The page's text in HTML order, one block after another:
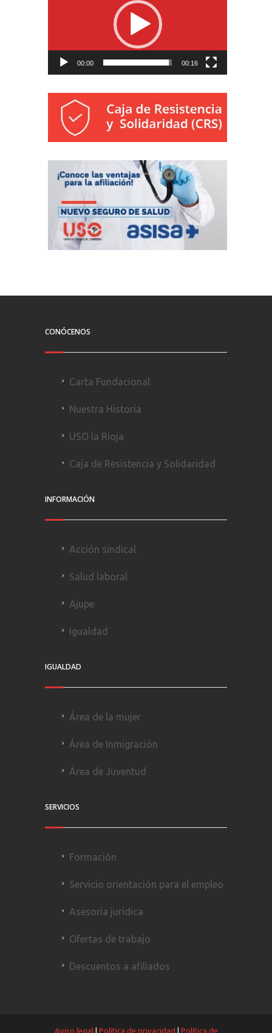
00:00 00:16
CONÓCENOS
Carta Fundacional
Nuestra Historia
USO la Rioja
Caja de Resistencia y Solidaridad
INFORMACIÓN
Acción sindical
Salud laboral
Ajupe
Igualdad
IGUALDAD
Área de la mujer
Área de Inmigración
Área de Juventud
SERVICIOS
Formación
Servicio orientación para el empleo
Asesoría jurídica
Ofertas de trabajo
Descuentos a afiliados
Aviso legal | Política de privacidad | Política de